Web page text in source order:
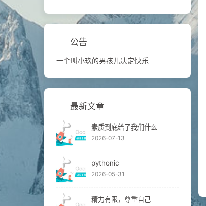
公告
一个叫小玖的男孩儿决定快乐
最新文章
素质到底给了我们什么
2026-07-13
pythonic
2026-05-31
精力有限，尊重自己